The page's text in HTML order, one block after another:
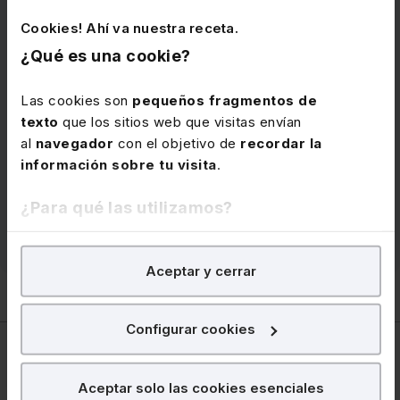
Cookies! Ahí va nuestra receta.
¿Qué es una cookie?
Las cookies son pequeños fragmentos de
texto que los sitios web que visitas envían
al navegador con el objetivo de recordar la
información sobre tu visita.
¿Para qué las utilizamos?
En Lefebvre utilizamos las cookies confines
para tratar demejorar tu experiencia
nuestra página web. También con fines publicitarios,
¿Qué puedes hacer?
Aceptar y cerrar
Configurar cookies
Aceptar solo las cookies esenciales
Memento de referencia en el ámbito jurídico con toda
un solo volumen. Actualizado, con el análisis de las
Incluye el servicio “Extras Mementos” y alertas
semanales por e-mail para que no se te escape
ninguna novedad.